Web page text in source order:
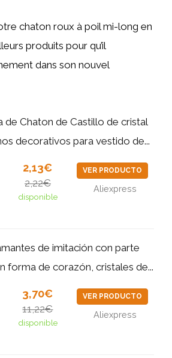
chaton roux à poil mi-long en
produits pour qu’il
dans son nouvel
de Chaton de Castillo de cristal
decorativos para vestido de...
2,13€
2,22€
disponible
VER PRODUCTO
Aliexpress
de imitación con parte
forma de corazón, cristales de...
3,70€
11,22€
disponible
VER PRODUCTO
Aliexpress